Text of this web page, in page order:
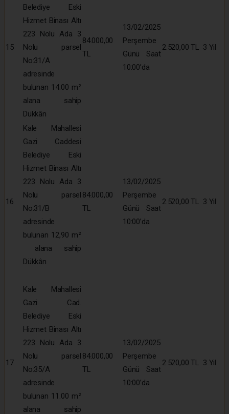
15
Belediye Eski
Hizmet Binası Altı
223 Nolu Ada 3
Nolu parsel
No:31/A
adresinde
bulunan 14.00 m²
alana sahip
Dükkân
84.000,00
TL
13/02/2025
Perşembe
Günü Saat
10:00’da
2.520,00 TL 3 Yıl
16
Kale Mahallesi
Gazi Caddesi
Belediye Eski
Hizmet Binası Altı
223 Nolu Ada 3
Nolu parsel
No:31/B
adresinde
bulunan 12,90 m²
alana sahip
Dükkân
84.000,00
TL
13/02/2025
Perşembe
Günü Saat
10:00’da
2.520,00 TL 3 Yıl
17
Kale Mahallesi
Gazi Cad.
Belediye Eski
Hizmet Binası Altı
223 Nolu Ada 3
Nolu parsel
No:35/A
adresinde
bulunan 11.00 m²
alana sahip
84.000,00
TL
13/02/2025
Perşembe
Günü Saat
10:00’da
2.520,00 TL 3 Yıl